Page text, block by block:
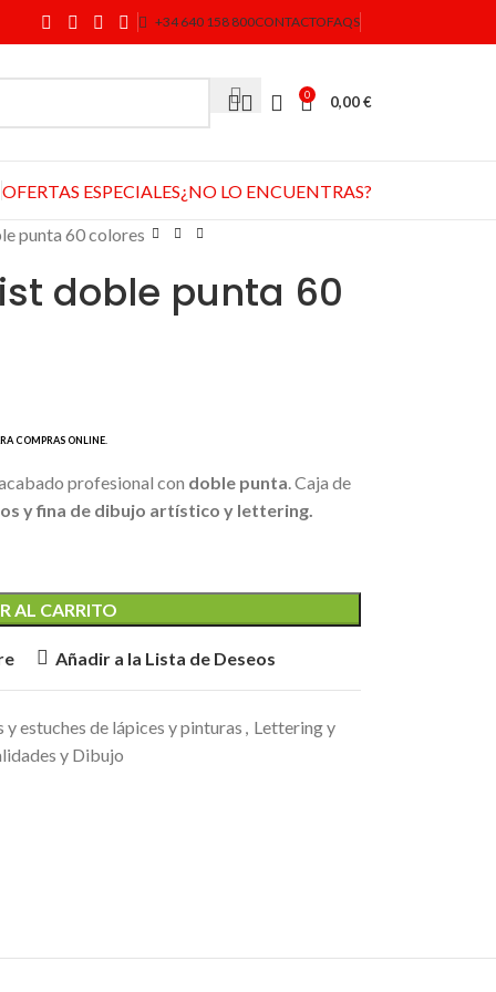
+34 640 158 800CONTACTOFAQS
0 0,00€
OFERTAS ESPECIALES¿NO LO ENCUENTRAS?
punta 60 colores
doble punta 60
profesional con doble punta. Caja de
y fina de dibujo artístico y lettering.
AL CARRITO
Añadir a la Lista de Deseos
y estuches de lápices y pinturas , Lettering y
y Dibujo